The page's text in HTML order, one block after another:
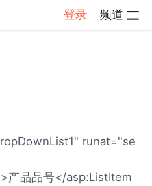
登录 频道
情
runat="se
产品品号</asp:ListItem